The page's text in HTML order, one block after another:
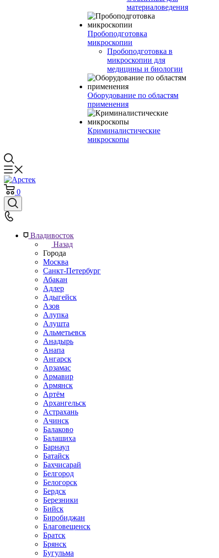
материаловедения
Пробоподготовка
микроскопии
Пробоподготовка в
микроскопии для
медицины и биологии
Оборудование по областям
применения
Криминалистические
микроскопы
0
Владивосток
Назад
Города
Москва
Санкт-Петербург
Абакан
Адлер
Адыгейск
Азов
Алупка
Алушта
Альметьевск
Анадырь
Анапа
Ангарск
Арзамас
Армавир
Армянск
Артём
Архангельск
Астрахань
Ачинск
Балаково
Балашиха
Барнаул
Батайск
Бахчисарай
Белгород
Белогорск
Бердск
Березники
Бийск
Биробиджан
Благовещенск
Братск
Брянск
Бугульма